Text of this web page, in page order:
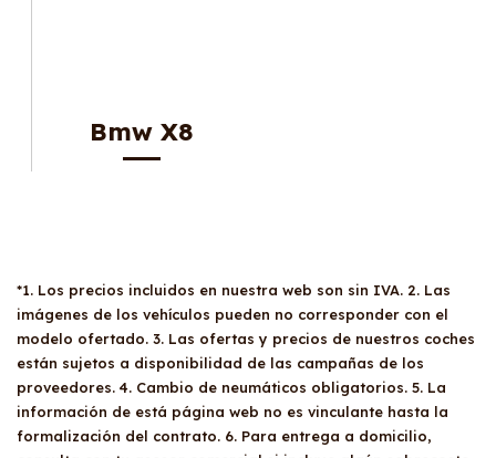
Bmw X8
*1. Los precios incluidos en nuestra web son sin IVA. 2. Las
imágenes de los vehículos pueden no corresponder con el
modelo ofertado. 3. Las ofertas y precios de nuestros coches
están sujetos a disponibilidad de las campañas de los
proveedores. 4. Cambio de neumáticos obligatorios. 5. La
información de está página web no es vinculante hasta la
formalización del contrato. 6. Para entrega a domicilio,